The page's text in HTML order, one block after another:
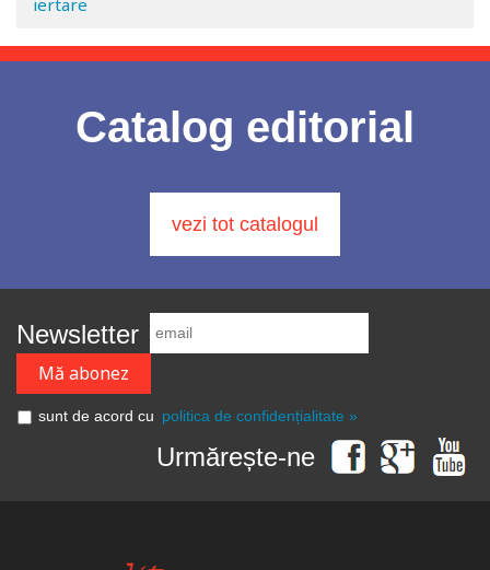
Catalog editorial
vezi tot catalogul
Newsletter
sunt de acord cu politica de confidențialitate »
Urmărește-ne